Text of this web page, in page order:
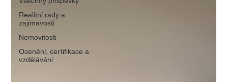
Realitní rady a
zajímavosti
Nemovitosti
Ocenění, certifikace a
vzdělávání